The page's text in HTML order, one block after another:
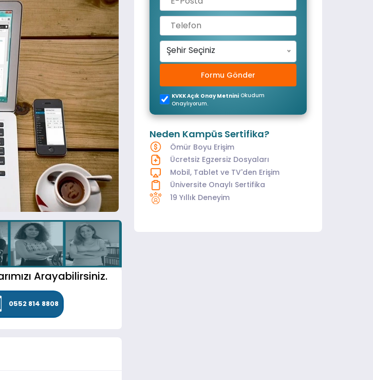
Arayabilirsiniz.
0552 814 8808
Şehir Seçiniz
Formu Gönder
KVKK Açık Onay Metnini Okudum
Onaylıyorum.
Neden Kampüs Sertifika?
Ömür Boyu Erişim
Ücretsiz Egzersiz Dosyaları
Mobil, Tablet ve TV'den Erişim
Üniversite Onaylı Sertifika
19 Yıllık Deneyim